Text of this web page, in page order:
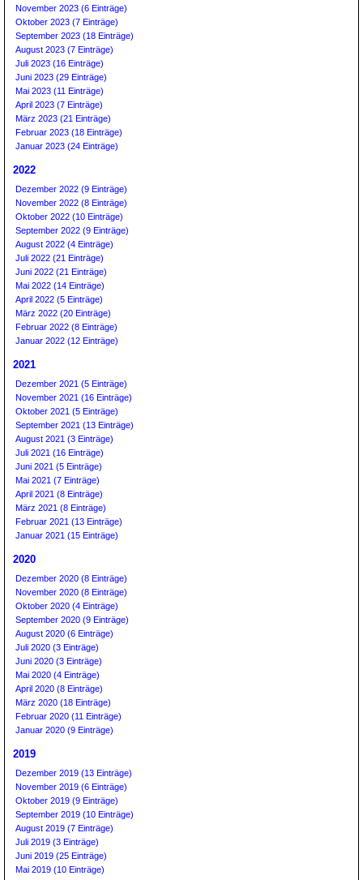
November 2023 (6 Einträge)
Oktober 2023 (7 Einträge)
September 2023 (18 Einträge)
August 2023 (7 Einträge)
Juli 2023 (16 Einträge)
Juni 2023 (29 Einträge)
Mai 2023 (11 Einträge)
April 2023 (7 Einträge)
März 2023 (21 Einträge)
Februar 2023 (18 Einträge)
Januar 2023 (24 Einträge)
2022
Dezember 2022 (9 Einträge)
November 2022 (8 Einträge)
Oktober 2022 (10 Einträge)
September 2022 (9 Einträge)
August 2022 (4 Einträge)
Juli 2022 (21 Einträge)
Juni 2022 (21 Einträge)
Mai 2022 (14 Einträge)
April 2022 (5 Einträge)
März 2022 (20 Einträge)
Februar 2022 (8 Einträge)
Januar 2022 (12 Einträge)
2021
Dezember 2021 (5 Einträge)
November 2021 (16 Einträge)
Oktober 2021 (5 Einträge)
September 2021 (13 Einträge)
August 2021 (3 Einträge)
Juli 2021 (16 Einträge)
Juni 2021 (5 Einträge)
Mai 2021 (7 Einträge)
April 2021 (8 Einträge)
März 2021 (8 Einträge)
Februar 2021 (13 Einträge)
Januar 2021 (15 Einträge)
2020
Dezember 2020 (8 Einträge)
November 2020 (8 Einträge)
Oktober 2020 (4 Einträge)
September 2020 (9 Einträge)
August 2020 (6 Einträge)
Juli 2020 (3 Einträge)
Juni 2020 (3 Einträge)
Mai 2020 (4 Einträge)
April 2020 (8 Einträge)
März 2020 (18 Einträge)
Februar 2020 (11 Einträge)
Januar 2020 (9 Einträge)
2019
Dezember 2019 (13 Einträge)
November 2019 (6 Einträge)
Oktober 2019 (9 Einträge)
September 2019 (10 Einträge)
August 2019 (7 Einträge)
Juli 2019 (3 Einträge)
Juni 2019 (25 Einträge)
Mai 2019 (10 Einträge)